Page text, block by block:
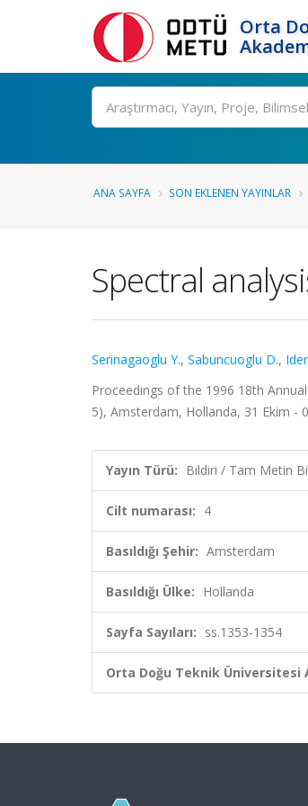
Orta
Ara
ANA SAYFA SON EKLENEN YAYINLAR
Spectral
Serinagaoglu Y., Sabuncuoglu D.,
Proceedings of the 1996 18th
5), Amsterdam, Hollanda, 31 Ekim -
Yayın Türü: Bildiri / Tam Metin
Cilt numarası: 4
Basıldığı Şehir: Amsterdam
Basıldığı Ülke: Hollanda
Sayfa Sayıları: ss.1353-1354
Orta Doğu Teknik Üniversitesi